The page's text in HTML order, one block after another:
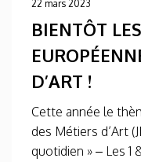
22 mars 2023
BIENTÔT
D’ART !
Cette année le
des Métiers d’Art
quotidien » – Les 1